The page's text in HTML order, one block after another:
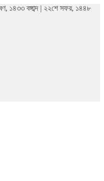
১৪৩৩ বঙ্গাব্দ | ২২শে সফর, ১৪৪৮